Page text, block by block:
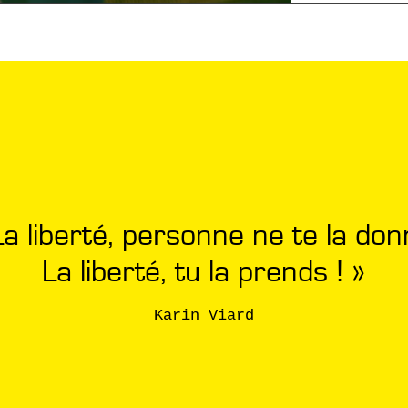
liberté, personne ne te la
La liberté, tu la prends ! »
Karin Viard